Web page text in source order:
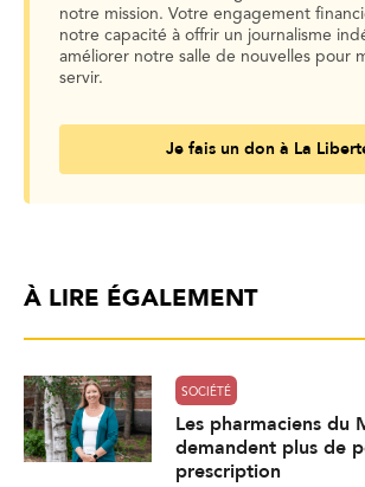
notre mission. Votre engagement
notre capacité à offrir un journalisme
améliorer notre salle de nouvelles pour
servir.
Je fais un don à La
À LIRE ÉGALEMENT
SOCIÉTÉ
Les pharmaciens du
demandent plus de
prescription